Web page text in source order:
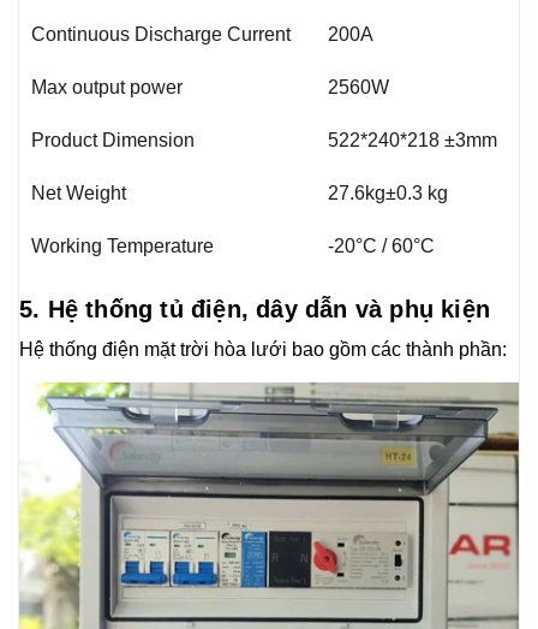
Continuous Discharge Current 200A
Max output power 2560W
Product Dimension 522*240*218 ±3mm
Net Weight 27.6kg±0.3 kg
Working Temperature -20°C / 60°C
5. Hệ thống tủ điện, dây dẫn và phụ kiện
Hệ thống điện mặt trời hòa lưới bao gồm các thành phần: